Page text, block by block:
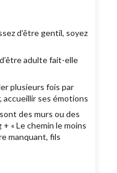
d’être gentil, soyez
adulte fait-elle
plusieurs fois par
accueillir ses émotions
des murs ou des
« Le chemin le moins
manquant, fils